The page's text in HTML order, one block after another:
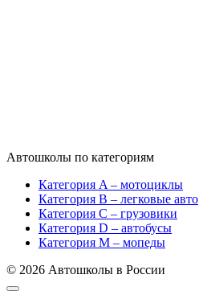
Автошколы по категориям
Категория A – мотоциклы
Категория B – легковые авто
Категория C – грузовики
Категория D – автобусы
Категория M – мопеды
© 2026 Автошколы в России